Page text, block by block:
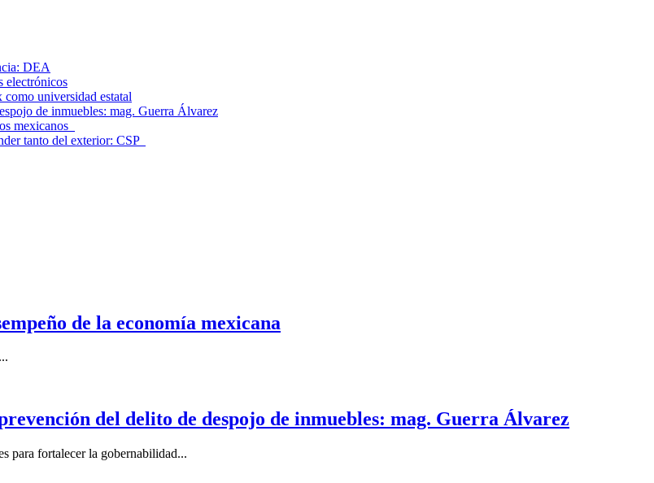
DEA
electrónicos
universidad estatal
de inmuebles: mag. Guerra Álvarez
mexicanos
tanto del exterior: CSP
de la economía mexicana
del delito de despojo de inmuebles: mag. Guerra Álvarez
para fortalecer la gobernabilidad...